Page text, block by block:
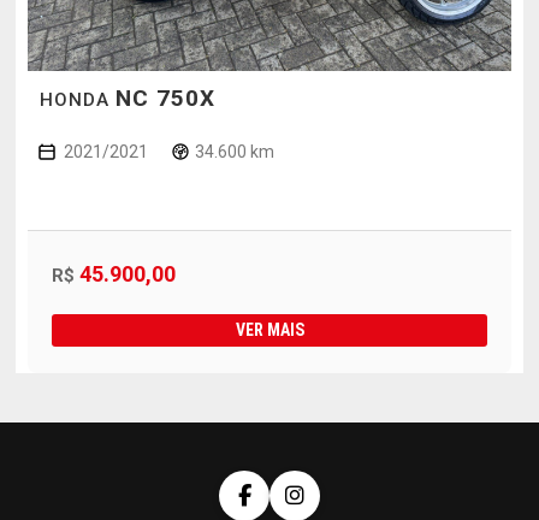
HONDA NC 750X
2021/2021 34.600 km
R$ 45.900,00
VER MAIS